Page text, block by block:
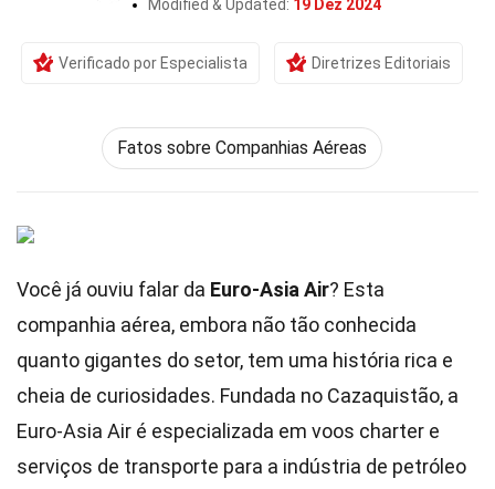
Modified & Updated: 19 Dez 2024
Verificado por Especialista Diretrizes Editoriais
Fatos sobre Companhias Aéreas
Você já ouviu falar da Euro-Asia Air? Esta
companhia aérea, embora não tão conhecida
quanto gigantes do setor, tem uma história rica e
cheia de curiosidades. Fundada no Cazaquistão, a
Euro-Asia Air é especializada em voos charter e
serviços de transporte para a indústria de petróleo